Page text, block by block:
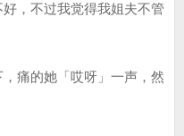
，不过我觉得我姐夫不管
痛的她「哎呀」一声，然